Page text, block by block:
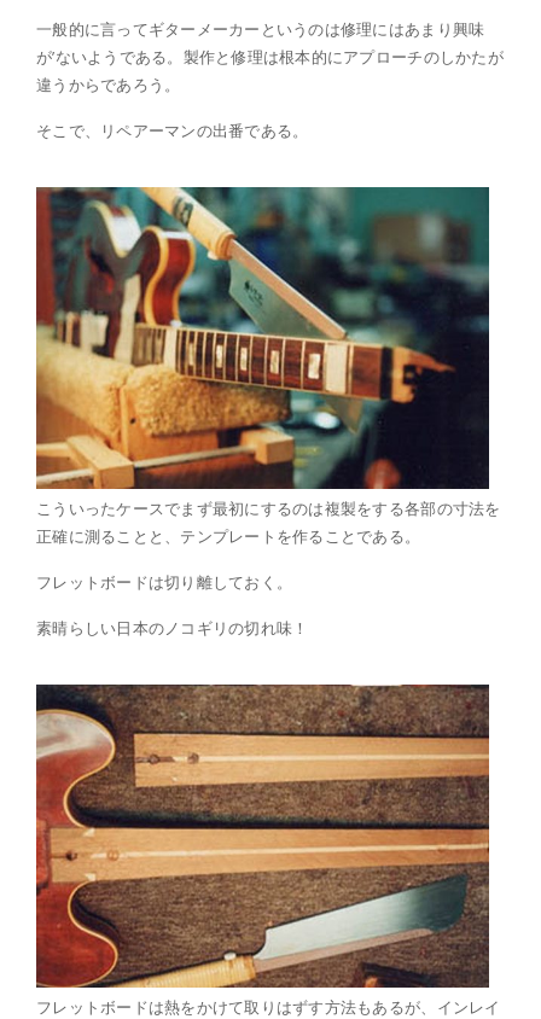
一般的に言ってギターメーカーというのは修理にはあまり興味
が’ないようである。製作と修理は根本的にアプローチのしかたが
違うからであろう。
そこで、リペアーマンの出番である。
こういったケースでまず最初にするのは複製をする各部の寸法を
正確に測ることと、テンプレートを作ることである。
フレットボードは切り離しておく。
素晴らしい日本のノコギリの切れ味！
フレットボードは熱をかけて取りはずす方法もあるが、インレイ